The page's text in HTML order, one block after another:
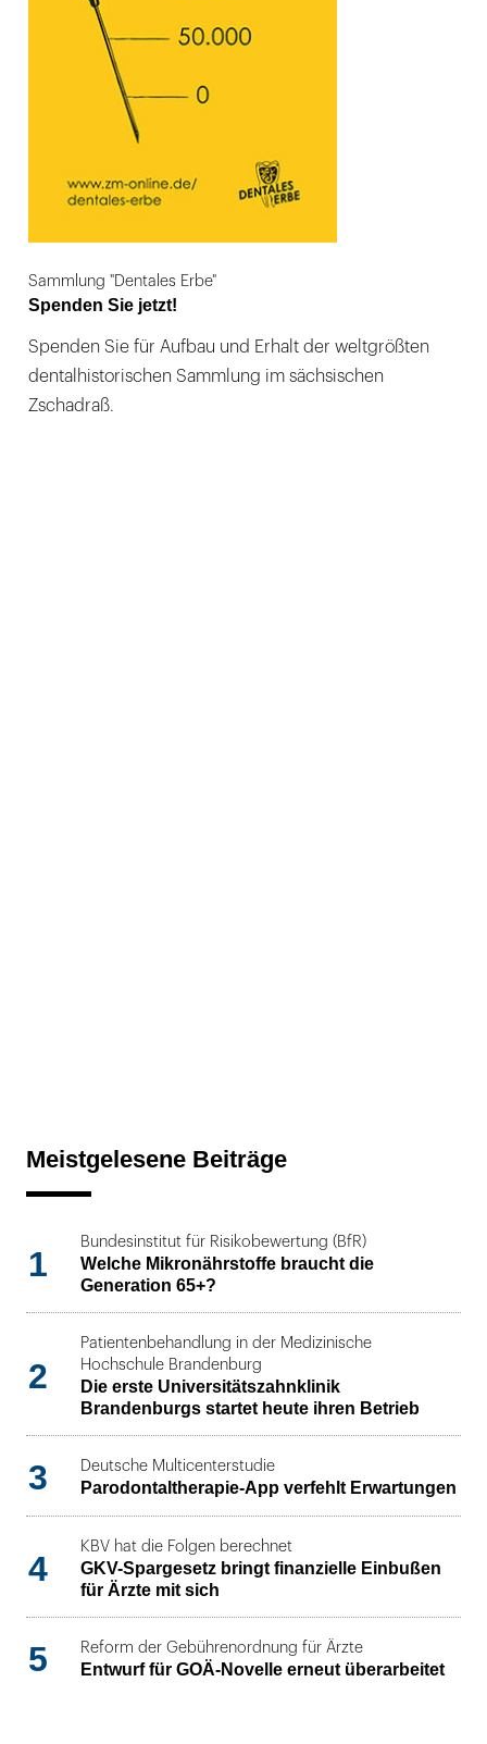
Sammlung "Dentales Erbe"
Spenden Sie jetzt!
Spenden Sie für Aufbau und Erhalt der weltgrößten
dentalhistorischen Sammlung im sächsischen
Zschadraß.
Meistgelesene Beiträge
1
Bundesinstitut für Risikobewertung (BfR)
Welche Mikronährstoffe braucht die
Generation 65+?
2
Patientenbehandlung in der Medizinische
Hochschule Brandenburg
Die erste Universitätszahnklinik
Brandenburgs startet heute ihren Betrieb
3 Deutsche Multicenterstudie
Parodontaltherapie-App verfehlt Erwartungen
4
KBV hat die Folgen berechnet
GKV-Spargesetz bringt finanzielle Einbußen
für Ärzte mit sich
5 Reform der Gebührenordnung für Ärzte
Entwurf für GOÄ-Novelle erneut überarbeitet